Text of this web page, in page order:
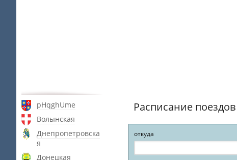
pHqghUme
Волынская
Днепропетровска
я
Донецкая
Расписание
откуда